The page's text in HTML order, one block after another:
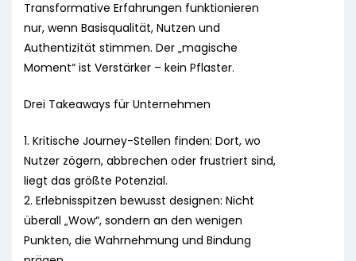
Transformative Erfahrungen funktionieren
nur, wenn Basisqualität, Nutzen und
Authentizität stimmen. Der „magische
Moment“ ist Verstärker – kein Pflaster.
Drei Takeaways für Unternehmen
1. Kritische Journey-Stellen finden: Dort, wo
Nutzer zögern, abbrechen oder frustriert sind,
liegt das größte Potenzial.
2. Erlebnisspitzen bewusst designen: Nicht
überall „Wow“, sondern an den wenigen
Punkten, die Wahrnehmung und Bindung